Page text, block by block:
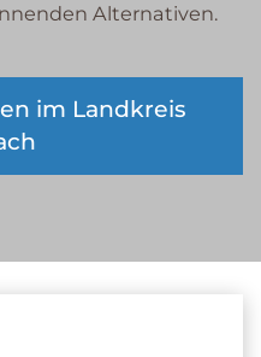
Alternativen.
im Landkreis